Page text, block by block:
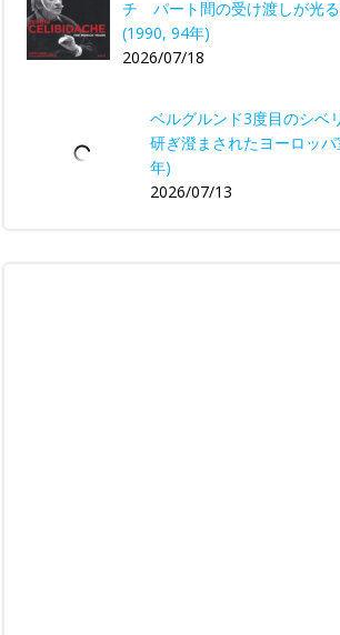
チ パート間の受け渡しが光
(1990, 94年)
2026/07/18
ベルグルンド3度目のシベ
研ぎ澄まされたヨーロッ
年)
2026/07/13